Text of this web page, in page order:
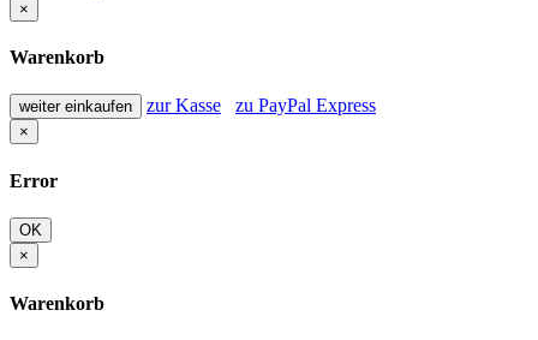
×
Warenkorb
weiter einkaufen zur Kasse zu PayPal Express
×
Error
OK
×
Warenkorb